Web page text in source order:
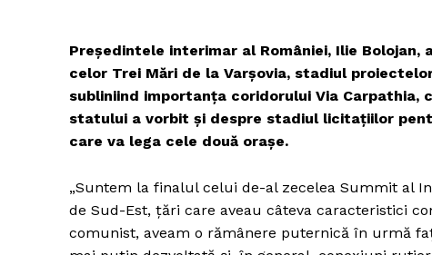
Președintele interimar al României, Ilie
celor Trei Mări de la Varșovia, stadiul
subliniind importanța coridorului Via Carpathia,
statului a vorbit și despre stadiul licitațiilor
care va lega cele două orașe.
„Suntem la finalul celui de-al zecelea Summit al
de Sud-Est, țări care aveau câteva caracteristici
comunist, aveam o rămânere puternică în urmă